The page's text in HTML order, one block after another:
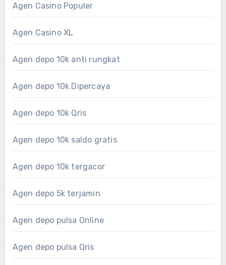
Agen Casino Populer
Agen Casino XL
Agen depo 10k anti rungkat
Agen depo 10k Dipercaya
Agen depo 10k Qris
Agen depo 10k saldo gratis
Agen depo 10k tergacor
Agen depo 5k terjamin
Agen depo pulsa Online
Agen depo pulsa Qris